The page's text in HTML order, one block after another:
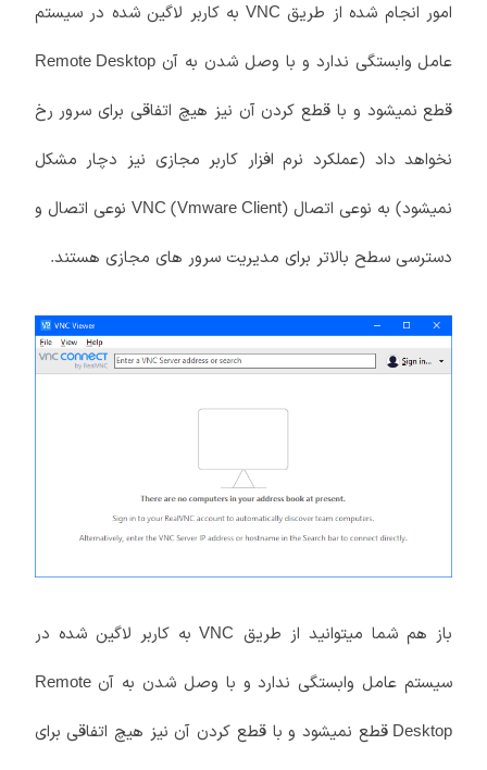
امور انجام شده از طریق VNC به کاربر لاگین شده در سیستم
عامل وابستگی ندارد و با وصل شدن به آن Remote Desktop
قطع نمیشود و با قطع کردن آن نیز هیچ اتفاقی برای سرور رخ
نخواهد داد (عملکرد نرم افزار کاربر مجازی نیز دچار مشکل
نمیشود) به نوعی اتصال
VNC(Vmware Client
) نوعی اتصال و
دسترسی سطح بالاتر برای مدیریت سرور های مجازی هستند.
باز هم شما میتوانید از طریق VNC به کاربر لاگین شده در
سیستم عامل وابستگی ندارد و با وصل شدن به آن Remote
Desktop قطع نمیشود و با قطع کردن آن نیز هیچ اتفاقی برای